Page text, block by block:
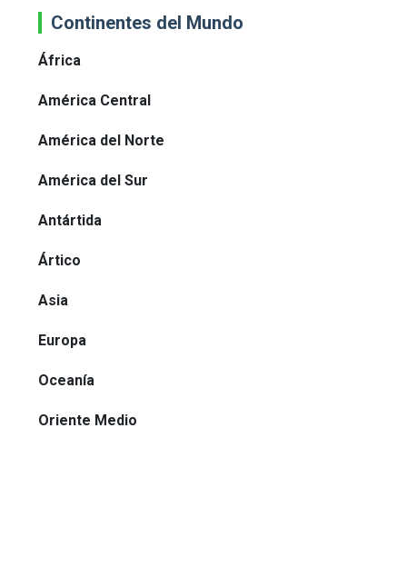
Continentes del Mundo
África
América Central
América del Norte
América del Sur
Antártida
Ártico
Asia
Europa
Oceanía
Oriente Medio